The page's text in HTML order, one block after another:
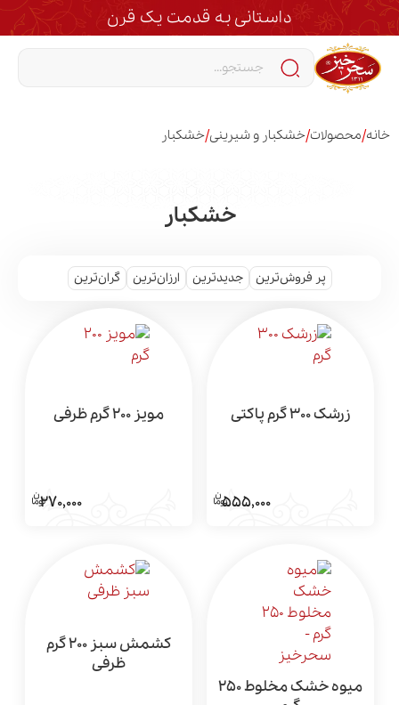
داستانی به قدمت یک قرن
خانه/محصولات/خشکبار و شیرینی/خشکبار
خشکبار
پر فروش‌ترین جدیدترین ارزان‌ترین گران‌ترین
زرشک 300 گرم پاکتی
555,000
مویز 200 گرم ظرفی
270,000
میوه خشک مخلوط 250
کشمش سبز 200 گرم
ظرفی